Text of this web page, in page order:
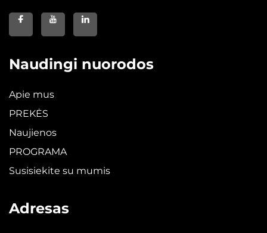
Naudingi nuorodos
Apie mus
PREKĖS
Naujienos
PROGRAMA
Susisiekite su mumis
Adresas